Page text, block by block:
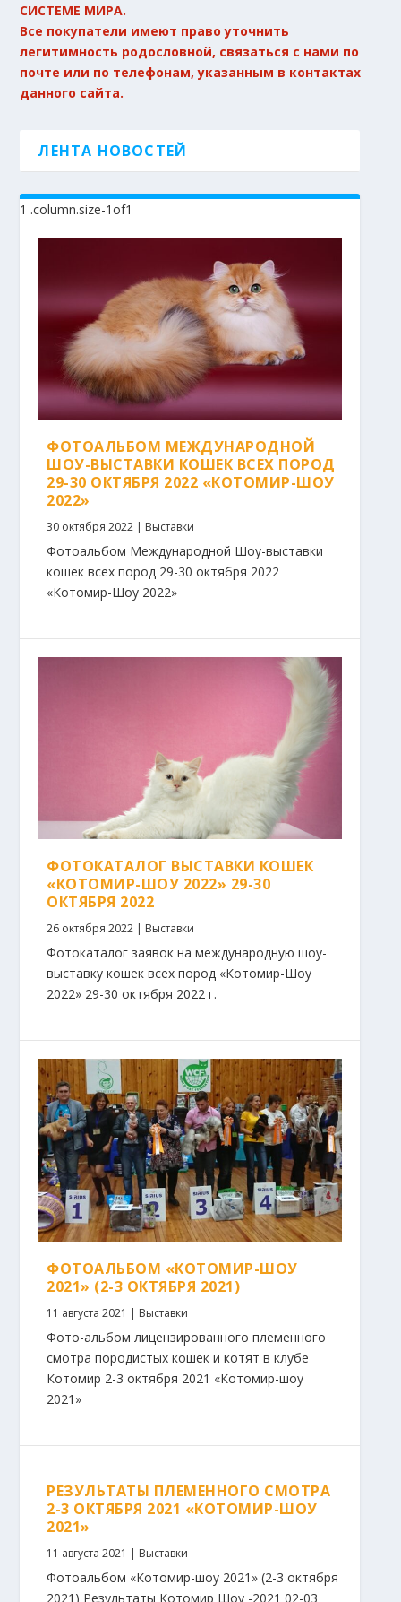
СИСТЕМЕ МИРА.
Все покупатели имеют право уточнить
легитимность родословной, связаться с нами по
почте или по телефонам, указанным в контактах
данного сайта.
ЛЕНТА НОВОСТЕЙ
ФОТОАЛЬБОМ МЕЖДУНАРОДНОЙ
ШОУ-ВЫСТАВКИ КОШЕК ВСЕХ ПОРОД
29-30 ОКТЯБРЯ 2022 «КОТОМИР-ШОУ
2022»
30 октября 2022 | Выставки
Фотоальбом Международной Шоу-выставки
кошек всех пород 29-30 октября 2022
«Котомир-Шоу 2022»
ФОТОКАТАЛОГ ВЫСТАВКИ КОШЕК
«КОТОМИР-ШОУ 2022» 29-30
ОКТЯБРЯ 2022
26 октября 2022 | Выставки
Фотокаталог заявок на международную шоу-
выставку кошек всех пород «Котомир-Шоу
2022» 29-30 октября 2022 г.
ФОТОАЛЬБОМ «КОТОМИР-ШОУ
2021» (2-3 ОКТЯБРЯ 2021)
11 августа 2021 | Выставки
Фото-альбом лицензированного племенного
смотра породистых кошек и котят в клубе
Котомир 2-3 октября 2021 «Котомир-шоу
2021»
РЕЗУЛЬТАТЫ ПЛЕМЕННОГО СМОТРА
2-3 ОКТЯБРЯ 2021 «КОТОМИР-ШОУ
2021»
11 августа 2021 | Выставки
Фотоальбом «Котомир-шоу 2021» (2-3 октября
2021) Результаты Котомир Шоу -2021 02-03